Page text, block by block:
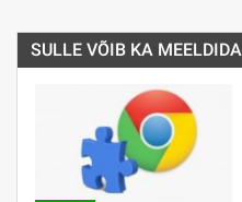
SULLE VÕIB KA MEELDIDA